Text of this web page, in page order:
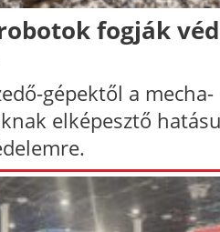
fogják
gépektől a mecha-
elképesztő